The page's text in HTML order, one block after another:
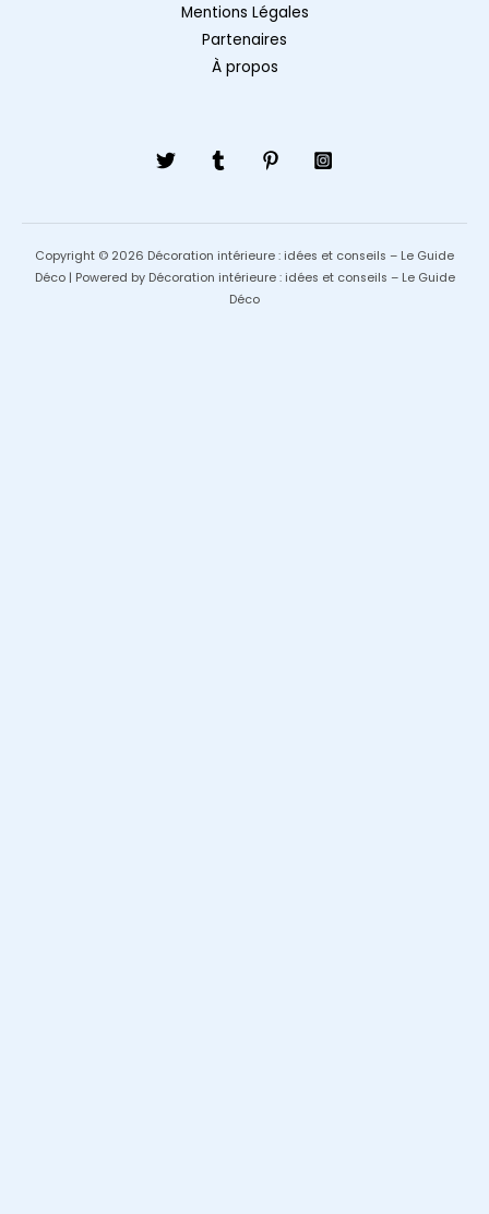
Mentions Légales
Partenaires
À propos
Copyright © 2026 Décoration intérieure : idées et conseils – Le Guide
Déco | Powered by Décoration intérieure : idées et conseils – Le Guide
Déco